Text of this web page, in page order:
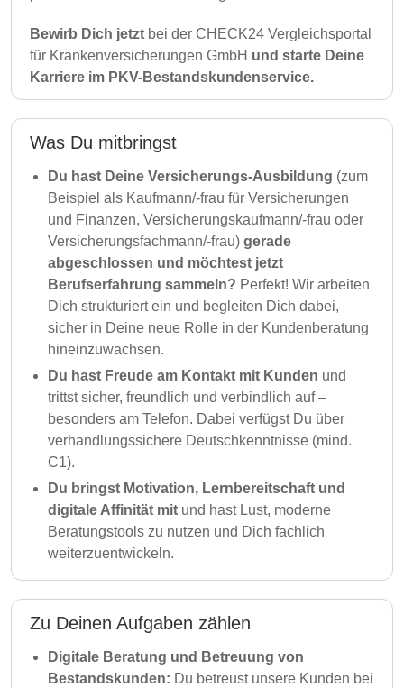
Bewirb Dich jetzt bei der CHECK24 Vergleichsportal
für Krankenversicherungen GmbH und starte Deine
Karriere im PKV-Bestandskundenservice.
Was Du mitbringst
Du hast Deine Versicherungs-Ausbildung (zum
Beispiel als Kaufmann/-frau für Versicherungen
und Finanzen, Versicherungskaufmann/-frau oder
Versicherungsfachmann/-frau) gerade
abgeschlossen und möchtest jetzt
Berufserfahrung sammeln? Perfekt! Wir arbeiten
Dich strukturiert ein und begleiten Dich dabei,
sicher in Deine neue Rolle in der Kundenberatung
hineinzuwachsen.
Du hast Freude am Kontakt mit Kunden und
trittst sicher, freundlich und verbindlich auf –
besonders am Telefon. Dabei verfügst Du über
verhandlungssichere Deutschkenntnisse (mind.
C1).
Du bringst Motivation, Lernbereitschaft und
digitale Affinität mit und hast Lust, moderne
Beratungstools zu nutzen und Dich fachlich
weiterzuentwickeln.
Zu Deinen Aufgaben zählen
Digitale Beratung und Betreuung von
Bestandskunden: Du betreust unsere Kunden bei